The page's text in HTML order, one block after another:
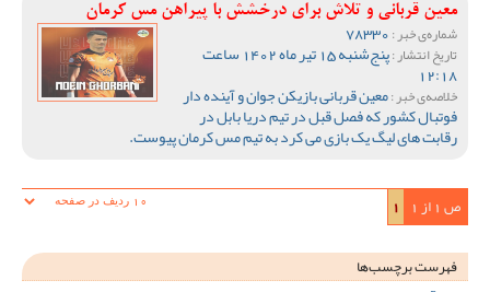
معین قربانی و تلاش برای درخشش با پیراهن مس کرمان
شماره‌ی خبر :
تاریخ انتشار : پنج‌شنبه 15 تیر ماه 1402 ساعت
12:18
خلاصه‌ی خبر :معین قربانی بازیکن جوان و آینده دار
فوتبال کشور که فصل قبل در تیم دریا بابل در
رقابت های لیگ یک بازی می کرد به تیم مس کرمان پیوست.
ص 1 از 1 1
فهرست برچسب‌ها